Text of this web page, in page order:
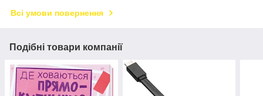
Всі умови повернення
Подібні товари компанії